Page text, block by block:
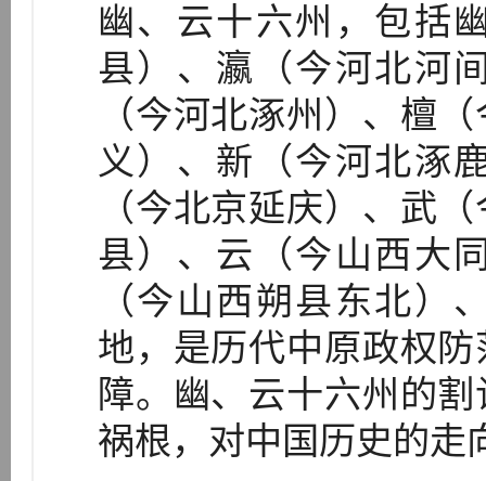
幽、云十六州，包括
县）、瀛（今河北河
（今河北涿州）、檀
义）、新（今河北涿
（今北京延庆）、武
县）、云（今山西大
（今山西朔县东北）
地，是历代中原政权
障。幽、云十六州的
祸根，对中国历史的走